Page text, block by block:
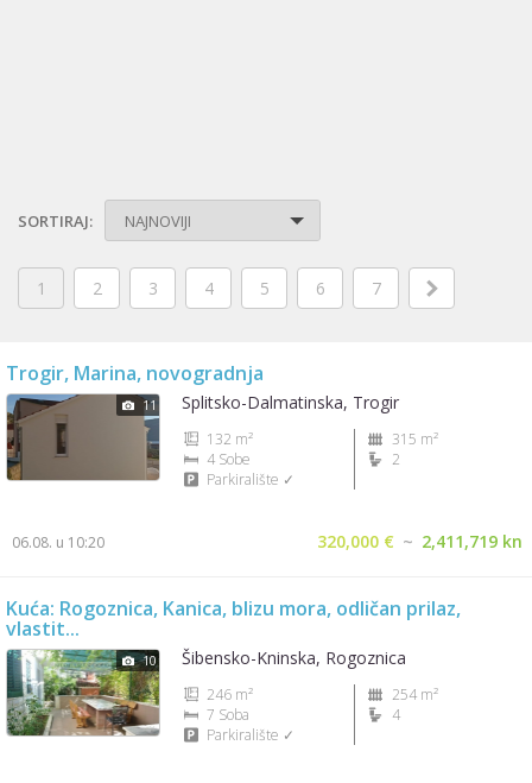
SORTIRAJ: NAJNOVIJI
1 2 3 4 5 6 7
Trogir, Marina, novogradnja
11 Splitsko-Dalmatinska, Trogir
132 m²
315 m²
4 Sobe
2
Parkiralište ✓
320,000 € ~ 2,411,719 kn
06.08. u 10:20
Kuća: Rogoznica, Kanica, blizu mora, odličan prilaz,
vlastit...
10 Šibensko-Kninska, Rogoznica
246 m²
254 m²
7 Soba
4
Parkiralište ✓